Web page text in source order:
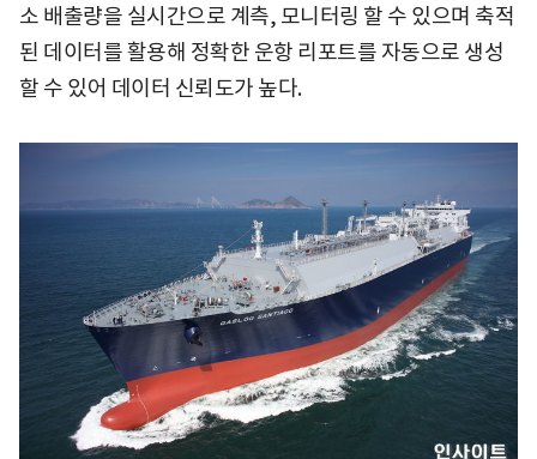
소 배출량을 실시간으로 계측, 모니터링 할 수 있으며 축적
된 데이터를 활용해 정확한 운항 리포트를 자동으로 생성
할 수 있어 데이터 신뢰도가 높다.